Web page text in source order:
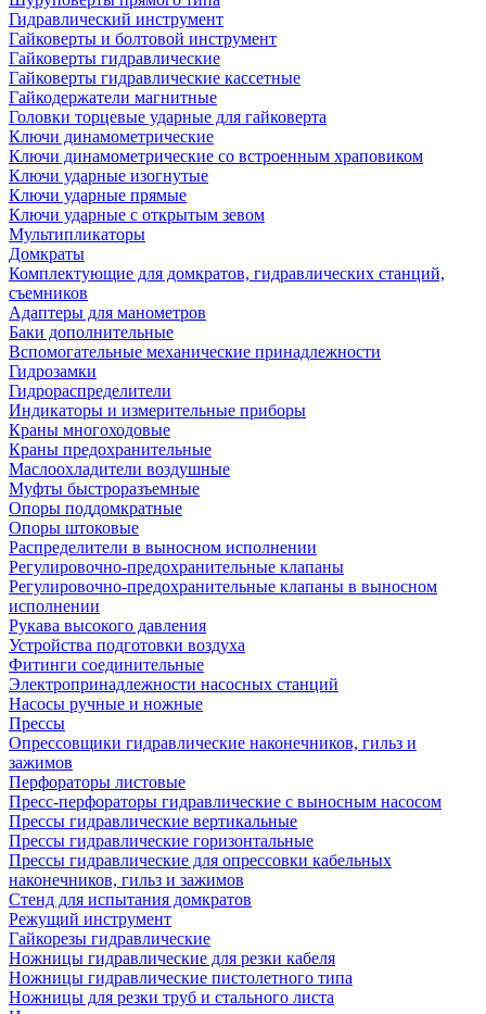
Гидравлический инструмент
Гайковерты и болтовой инструмент
Гайковерты гидравлические
Гайковерты гидравлические кассетные
Гайкодержатели магнитные
Головки торцевые ударные для гайковерта
Ключи динамометрические
Ключи динамометрические со встроенным храповиком
Ключи ударные изогнутые
Ключи ударные прямые
Ключи ударные с открытым зевом
Мультипликаторы
Домкраты
Комплектующие для домкратов, гидравлических станций,
съемников
Адаптеры для манометров
Баки дополнительные
Вспомогательные механические принадлежности
Гидрозамки
Гидрораспределители
Индикаторы и измерительные приборы
Краны многоходовые
Краны предохранительные
Маслоохладители воздушные
Муфты быстроразъемные
Опоры поддомкратные
Опоры штоковые
Распределители в выносном исполнении
Регулировочно-предохранительные клапаны
Регулировочно-предохранительные клапаны в выносном
исполнении
Рукава высокого давления
Устройства подготовки воздуха
Фитинги соединительные
Электропринадлежности насосных станций
Насосы ручные и ножные
Прессы
Опрессовщики гидравлические наконечников, гильз и
зажимов
Перфораторы листовые
Пресс-перфораторы гидравлические с выносным насосом
Прессы гидравлические вертикальные
Прессы гидравлические горизонтальные
Прессы гидравлические для опрессовки кабельных
наконечников, гильз и зажимов
Стенд для испытания домкратов
Режущий инструмент
Гайкорезы гидравлические
Ножницы гидравлические для резки кабеля
Ножницы гидравлические пистолетного типа
Ножницы для резки труб и стального листа